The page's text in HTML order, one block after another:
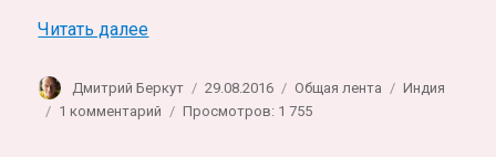
Читать далее«Индийская свадьба. Фотозарисовка»
Автор
Дмитрий Беркут Опубликовано
29.08.2016 Рубрики
Общая лента Метки
Индия
1 комментарий
Просмотров: 1 755